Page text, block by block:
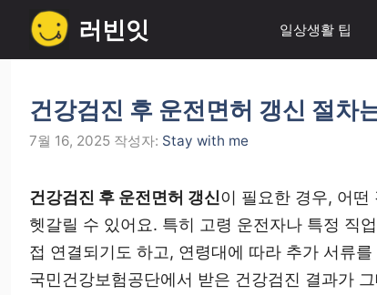
러빈잇 일상생활 팁
건강검진 후 운전면허 갱신 절차
7월 16, 2025 작성자: Stay with me
건강검진 후 운전면허 갱신이 필요한 경우, 어떤
헷갈릴 수 있어요. 특히 고령 운전자나 특정 직
접 연결되기도 하고, 연령대에 따라 추가 서류
국민건강보험공단에서 받은 건강검진 결과가